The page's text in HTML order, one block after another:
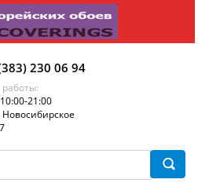
230 06 94
21:00